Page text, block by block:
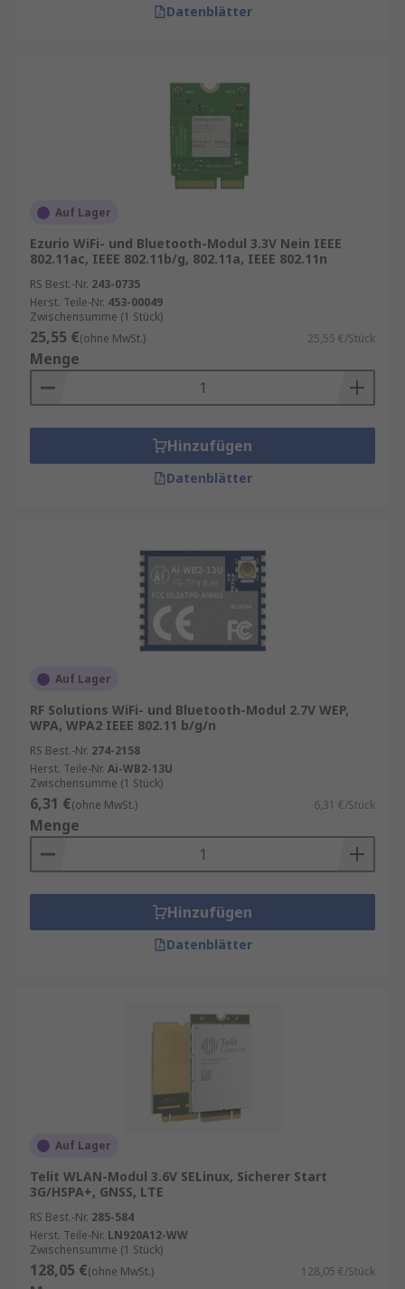
Datenblätter
Auf Lager
Ezurio WiFi- und Bluetooth-Modul 3.3V Nein IEEE
802.11ac, IEEE 802.11b/g, 802.11a, IEEE 802.11n
RS Best.-Nr. 243-0735
Herst. Teile-Nr. 453-00049
Zwischensumme (1 Stück)
25,55 €(ohne MwSt.) 25,55 €/Stück
Menge
Hinzufügen
Datenblätter
Auf Lager
RF Solutions WiFi- und Bluetooth-Modul 2.7V WEP,
WPA, WPA2 IEEE 802.11 b/g/n
RS Best.-Nr. 274-2158
Herst. Teile-Nr. Ai-WB2-13U
Zwischensumme (1 Stück)
6,31 €(ohne MwSt.) 6,31 €/Stück
Menge
Hinzufügen
Datenblätter
Auf Lager
Telit WLAN-Modul 3.6V SELinux, Sicherer Start
3G/HSPA+, GNSS, LTE
RS Best.-Nr. 285-584
Herst. Teile-Nr. LN920A12-WW
Zwischensumme (1 Stück)
128,05 €(ohne MwSt.) 128,05 €/Stück